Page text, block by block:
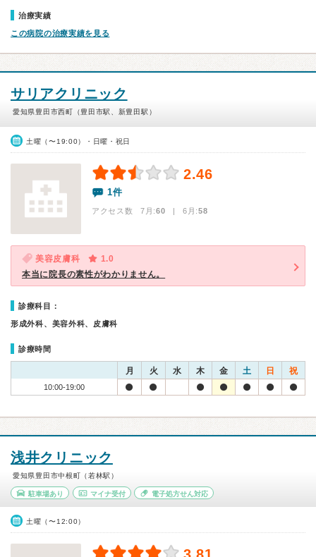
治療実績
この病院の治療実績を見る
サリアクリニック
愛知県豊田市西町（豊田市駅、新豊田駅）
土曜（〜19:00）・日曜・祝日
2.46
1件
アクセス数 7月:60 | 6月:58
美容皮膚科
1.0
本当に院長の素性がわかりません。
診療科目：
形成外科、美容外科、皮膚科
診療時間
月 火 水 木 金 土 日 祝
10:00-19:00
浅井クリニック
愛知県豊田市中根町（若林駅）
駐車場あり マイナ受付 電子処方せん対応
土曜（〜12:00）